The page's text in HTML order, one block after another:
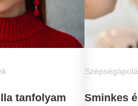
tanfolyam
Sminkes